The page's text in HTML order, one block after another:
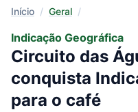
Início / Geral /
Indicação Geográfica
Circuito das
conquista
para o café